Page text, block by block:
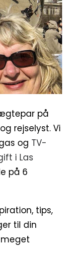
på
rejselyst. Vi
og TV-
i Las
på 6
tips,
til din